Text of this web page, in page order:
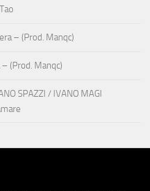
– (Prod. Manqc)
(Prod. Manqc)
SPAZZI / IVANO MAGI